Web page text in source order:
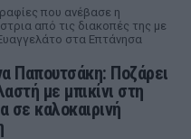
που ανέβασε η
από τις διακοπές της με
στα Επτάνησα
Παπουτσάκη: Ποζάρει
με μπικίνι στη
σε καλοκαιρινή